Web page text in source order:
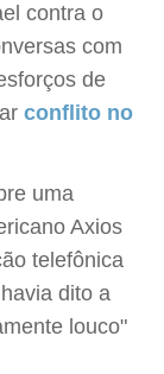
contra o
com
de
conflito no
uma
Axios
telefônica
dito a
louco"